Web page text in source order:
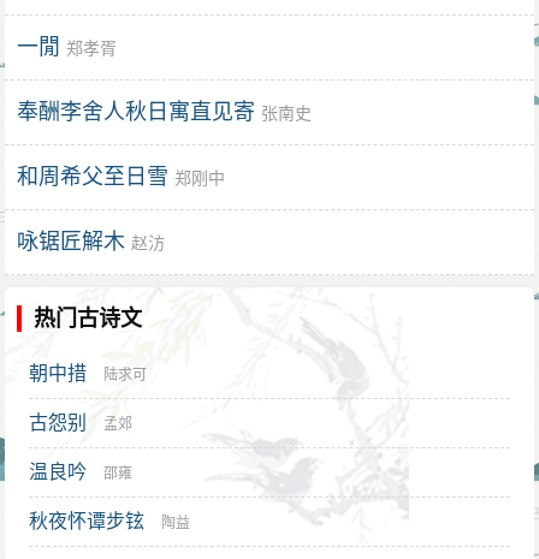
一閒 郑孝胥
奉酬李舍人秋日寓直见寄 张南史
和周希父至日雪 郑刚中
咏锯匠解木 赵汸
热门古诗文
朝中措 陆求可
古怨别 孟郊
温良吟 邵雍
秋夜怀谭步铉 陶益